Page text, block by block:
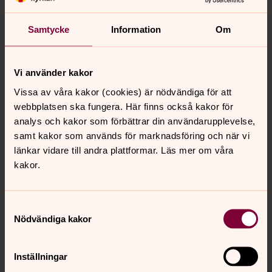
Samtycke Information Om
Vi använder kakor
Vissa av våra kakor (cookies) är nödvändiga för att
webbplatsen ska fungera. Här finns också kakor för
analys och kakor som förbättrar din användarupplevelse,
samt kakor som används för marknadsföring och när vi
länkar vidare till andra plattformar. Läs mer om våra
kakor.
Nödvändiga kakor
Inställningar
Sommarcafé öppet 10 - 14
torsdag 6 augusti 2026·10.00
Närhetens kyrka, Kil
Välkommen att fika i trädgården på Kyrkans gård.
Våra sommarjobbande ungdomar erbjuder
nygräddade våfflor med sylt och grädde. Vid regn
serveras fikat inomhus.
Lunchmusik
På orgel: Jörgen Martinsson. Klockspel från kl. 11.45
Våffelcafé vid församlingshemmet